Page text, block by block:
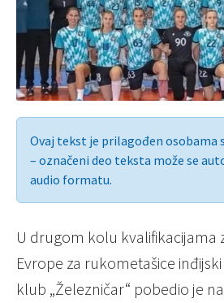
Ovaj tekst je prilagođen osobama
– označeni deo teksta može se
audio formatu.
U drugom kolu kvalifikacijama
Evrope za rukometašice
klub „Železničar“ pobedio je